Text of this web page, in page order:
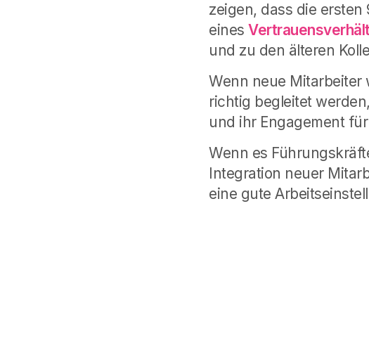
zeigen, dass die
eines
und zu den älteren
Wenn neue Mitarbeiter
richtig begleitet
und ihr Engagement
Wenn es
Integration neuer
eine gute